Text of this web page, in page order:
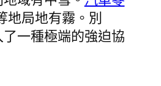
地局地有霧。別
一種極端的強迫協